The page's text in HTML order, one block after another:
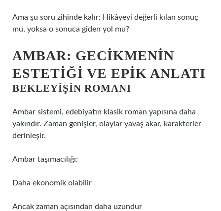
Ama şu soru zihinde kalır: Hikâyeyi değerli kılan sonuç
mu, yoksa o sonuca giden yol mu?
AMBAR: GECIKMENIN
ESTETIĞI VE EPIK ANLATI
BEKLEYIŞIN ROMANI
Ambar sistemi, edebiyatın klasik roman yapısına daha
yakındır. Zaman genişler, olaylar yavaş akar, karakterler
derinleşir.
Ambar taşımacılığı:
Daha ekonomik olabilir
Ancak zaman açısından daha uzundur